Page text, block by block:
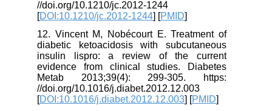
//doi.org/10.1210/jc.2012-1244
[DOI:10.1210/jc.2012-1244] [PMID
12. Vincent M, Nobécourt E. Treatment of
diabetic ketoacidosis with subcutaneous
insulin lispro: a review of the current
evidence from clinical studies. Diabetes
Metab 2013;39(4): 299-305. https:
//doi.org/10.1016/j.diabet.2012.12.003
[DOI:10.1016/j.diabet.2012.12.003] [PMID